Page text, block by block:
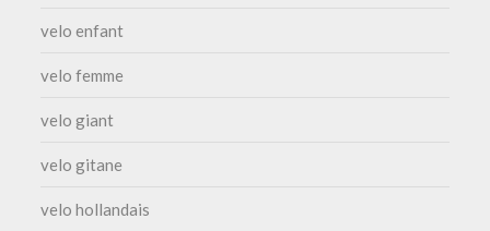
velo enfant
velo femme
velo giant
velo gitane
velo hollandais